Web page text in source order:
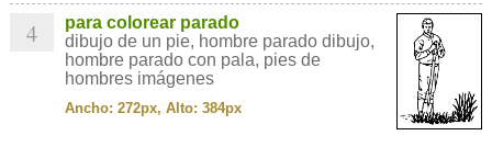
4
para colorear parado
dibujo de un pie, hombre parado dibujo,
hombre parado con pala, pies de
hombres imágenes
Ancho: 272px, Alto: 384px